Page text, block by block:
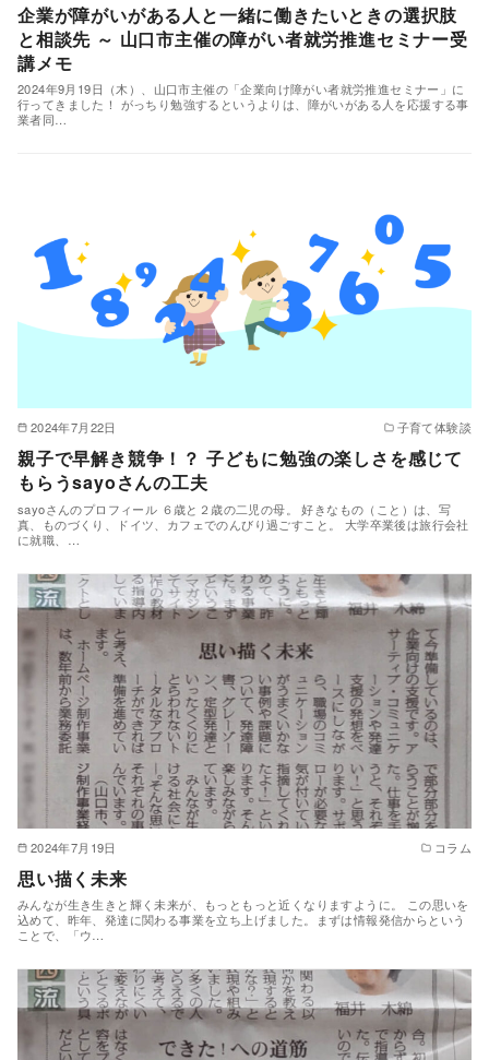
企業が障がいがある人と一緒に働きたいときの選択肢
と相談先 ～ 山口市主催の障がい者就労推進セミナー受
講メモ
2024年9月19日（木）、山口市主催の「企業向け障がい者就労推進セミナー」に
行ってきました！ がっちり勉強するというよりは、障がいがある人を応援する事
業者同…
2024年7月22日 子育て体験談
親子で早解き競争！？ 子どもに勉強の楽しさを感じて
もらうsayoさんの工夫
sayoさんのプロフィール ６歳と２歳の二児の母。 好きなもの（こと）は、写
真、ものづくり、ドイツ、カフェでのんびり過ごすこと。 大学卒業後は旅行会社
に就職、…
2024年7月19日 コラム
思い描く未来
みんなが生き生きと輝く未来が、もっともっと近くなりますように。 この思いを
込めて、昨年、発達に関わる事業を立ち上げました。まずは情報発信からという
ことで、「ウ…